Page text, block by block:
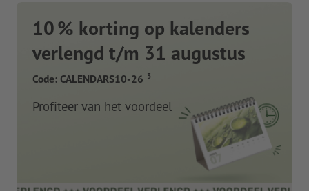
10 % korting op kalenders
verlengd t/m 31 augustus
Code: CALENDARS10-26 3
Profiteer van het voordeel